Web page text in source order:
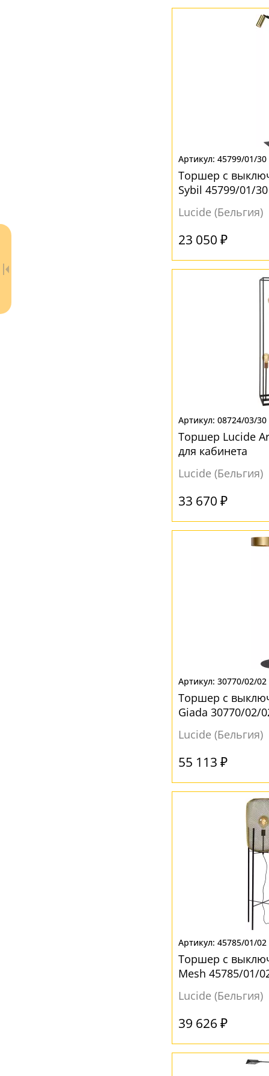
- бесплатно по России
45799/01/30
Торшер с
Sybil 45799/01/
Lucide (Бельгия)
23 050 ₽
08724/03/30
Торшер Lucide
для кабинета
Lucide (Бельгия)
33 670 ₽
30770/02/02
Торшер с
Giada 30770/02/
Lucide (Бельгия)
55 113 ₽
45785/01/02
Торшер с
Mesh 45785/01/
Lucide (Бельгия)
39 626 ₽